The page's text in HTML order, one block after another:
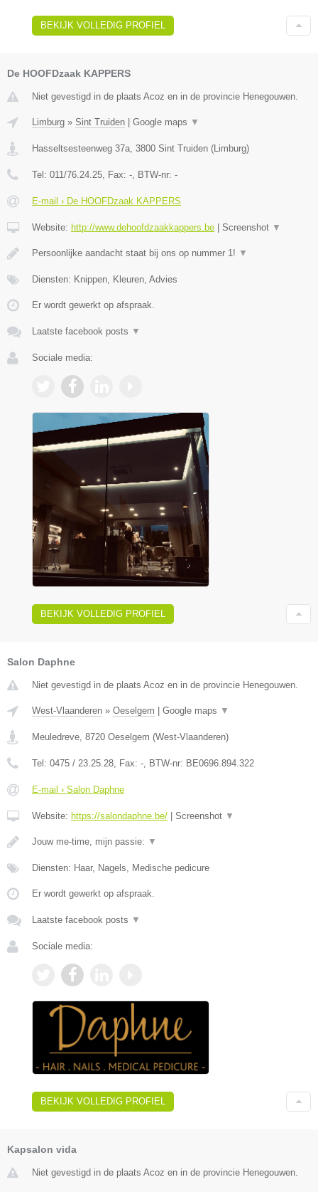
BEKIJK VOLLEDIG PROFIEL
De HOOFDzaak KAPPERS
Niet gevestigd in de plaats Acoz en in de provincie Henegouwen.
Limburg » Sint Truiden Google maps ▼
Hasseltsesteenweg 37a, 3800 Sint Truiden (Limburg)
Tel: 011/76.24.25, Fax: -, BTW-nr: -
E-mail › De HOOFDzaak KAPPERS
Website: http://www.dehoofdzaakkappers.be Screenshot ▼
Persoonlijke aandacht staat bij ons op nummer 1! ▼
Diensten: Knippen, Kleuren, Advies
Er wordt gewerkt op afspraak.
Laatste facebook posts ▼
Sociale media:
BEKIJK VOLLEDIG PROFIEL
Salon Daphne
Niet gevestigd in de plaats Acoz en in de provincie Henegouwen.
West-Vlaanderen » Oeselgem Google maps ▼
Meuledreve, 8720 Oeselgem (West-Vlaanderen)
Tel: 0475 / 23.25.28, Fax: -, BTW-nr: BE0696.894.322
E-mail › Salon Daphne
Website: https://salondaphne.be/ Screenshot ▼
Jouw me-time, mijn passie: ▼
Diensten: Haar, Nagels, Medische pedicure
Er wordt gewerkt op afspraak.
Laatste facebook posts ▼
Sociale media:
BEKIJK VOLLEDIG PROFIEL
Kapsalon vida
Niet gevestigd in de plaats Acoz en in de provincie Henegouwen.